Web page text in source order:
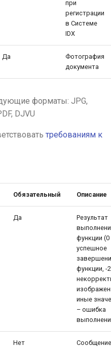
при
регистрации
в Системе
IDX
Да
Фотография
документа
форматы: JPG,
DJVU
требованиям к
Обязательный Описание
Да
Результат
функции (0
успешное
функции, -
иные
– ошибка
Нет